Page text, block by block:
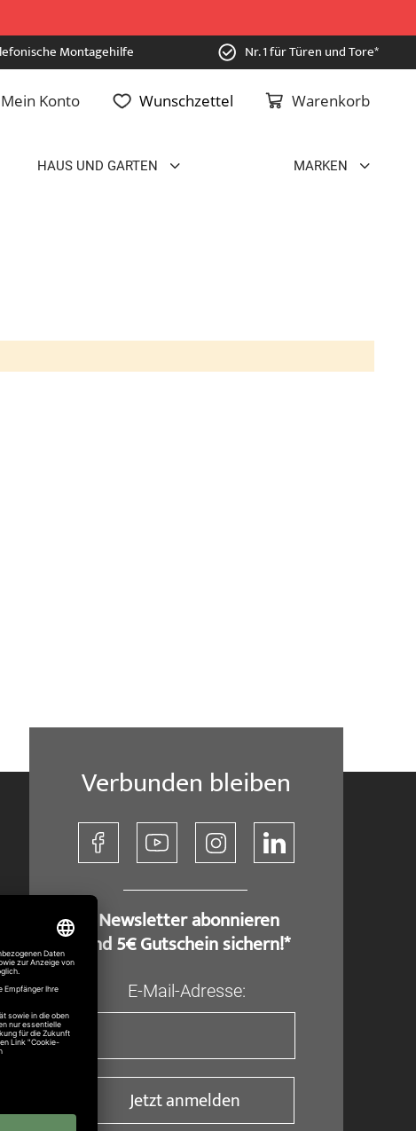
Montagehilfe Nr. 1 für Türen und Tore*
Warenkorb
Mein Konto Wunschzettel
HAUS UND GARTEN MARKEN
Verbunden bleiben
​ Newsletter abonnieren
und 5€ Gutschein sichern!*
E-Mail-Adresse:
Jetzt anmelden